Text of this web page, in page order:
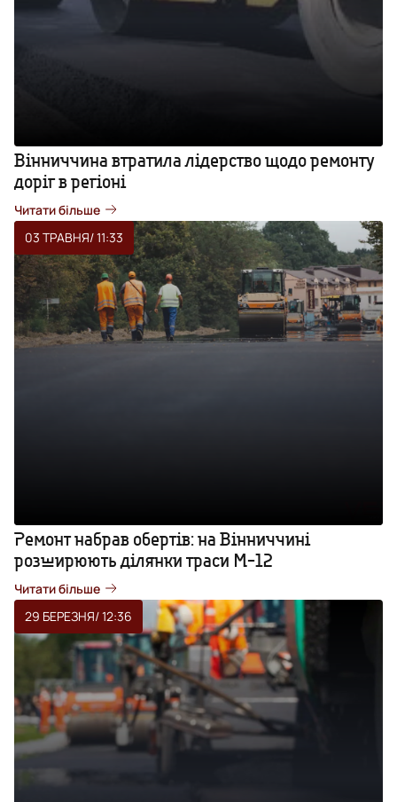
Вінниччина втратила лідерство щодо ремонту
доріг в регіоні
Читати більше
03 ТРАВНЯ/ 11:33
Ремонт набрав обертів: на Вінниччині
розширюють ділянки траси М-12
Читати більше
29 БЕРЕЗНЯ/ 12:36